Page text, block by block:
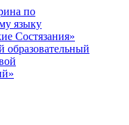
по
языку
Состязания»
образовательный